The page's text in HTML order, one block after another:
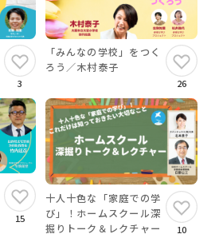
3
「みんなの学校」をつく
ろう／木村泰子
26
15
十人十色な「家庭での学
び」！ホームスクール深
掘りトーク＆レクチャー
10